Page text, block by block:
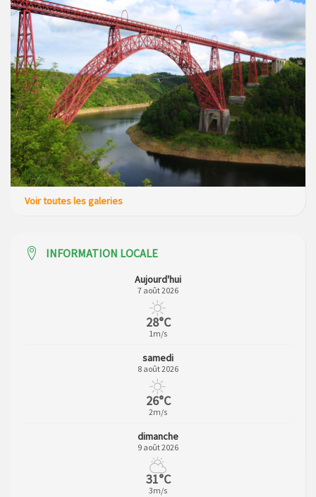
Voir toutes les galeries
INFORMATION LOCALE
Aujourd'hui
7 août 2026
28°C
1m/s
samedi
8 août 2026
26°C
2m/s
dimanche
9 août 2026
31°C
3m/s